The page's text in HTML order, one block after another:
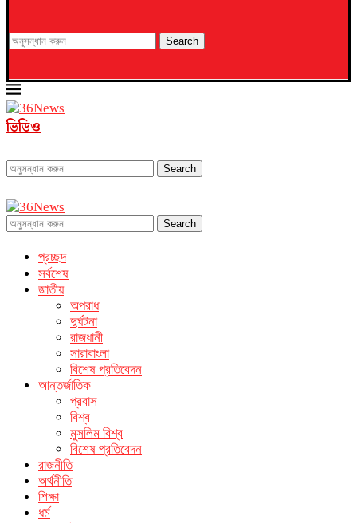
Search
ভিডিও
Search
Search
প্রচ্ছদ
সর্বশেষ
জাতীয়
অপরাধ
দুর্ঘটনা
রাজধানী
সারাবাংলা
বিশেষ প্রতিবেদন
আন্তর্জাতিক
প্রবাস
বিশ্ব
মুসলিম বিশ্ব
বিশেষ প্রতিবেদন
রাজনীতি
অর্থনীতি
শিক্ষা
ধর্ম